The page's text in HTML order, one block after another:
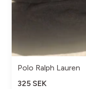
Polo Ralph Lauren
325 SEK